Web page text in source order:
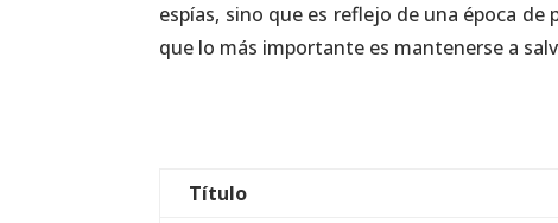
espías, sino que es reflejo de una época
que lo más importante es mantenerse a
Título